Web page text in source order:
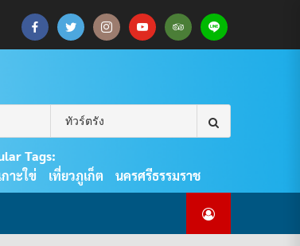
บทความ
ยินดี
PHUKET
เกี่ยว
แพ็คเกจ
Search
for:
Tags:
กาะใข่ เที่ยวภูเก็ต นครศรีธรรมราช